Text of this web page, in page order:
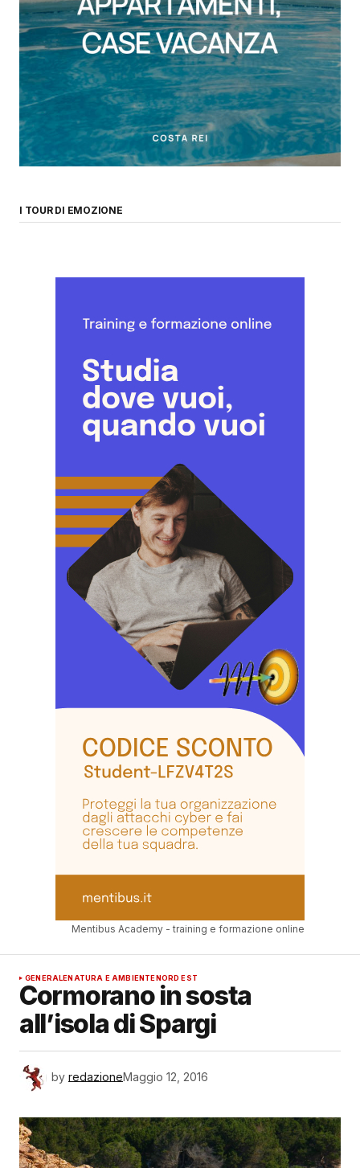
I TOUR DI EMOZIONE
Mentibus Academy - training e formazione online
GENERALENATURA E AMBIENTENORD EST
Cormorano in sosta
all’isola di Spargi
by redazioneMaggio 12, 2016